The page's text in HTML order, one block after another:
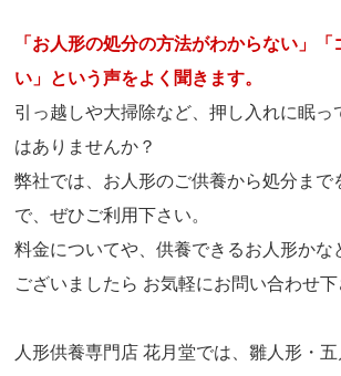
「お人形の処分の方法がわからない」
い」という声をよく聞きます。
引っ越しや大掃除など、押し入れに眠っ
はありませんか？
弊社では、お人形のご供養から処分まで
で、ぜひご利用下さい。
料金についてや、供養できるお人形かな
ございましたら お気軽にお問い合わせ下
人形供養専門店 花月堂では、雛人形・